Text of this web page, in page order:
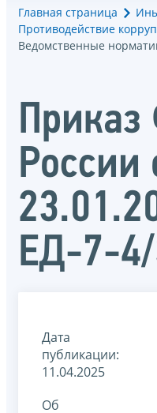
Главная страница
Противодействие
Ведомственные
России
ЕД-7-4/
Дата
публикации:
11.04.2025
Об